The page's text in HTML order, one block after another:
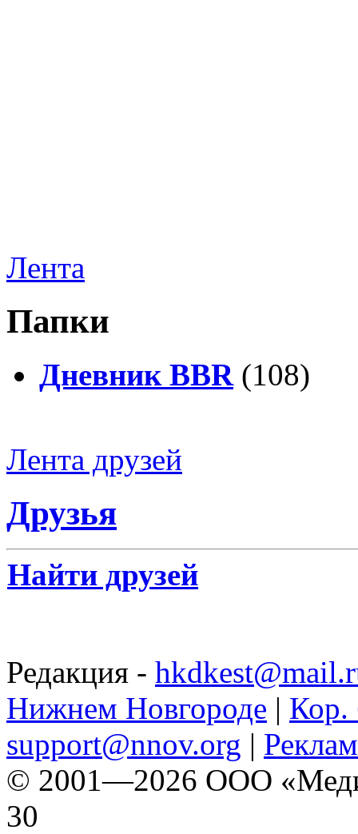
Лента
Папки
Дневник BBR (108)
Лента друзей
Друзья
Найти друзей
Редакция -
Нижнем Новгороде | Кор.
support@nnov.org |
© 2001—2026 ООО
30